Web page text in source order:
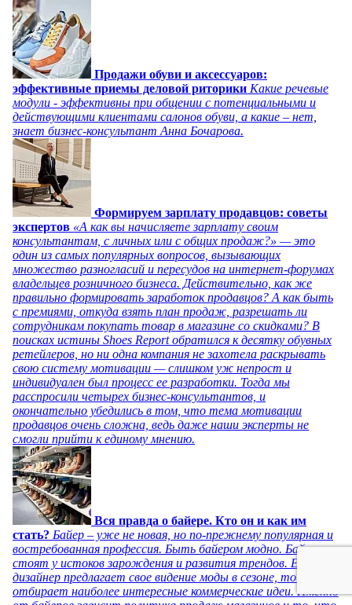
Продажи обуви и аксессуаров:
эффективные приемы деловой риторики Какие речевые
модули - эффективны при общении с потенциальными и
действующими клиентами салонов обуви, а какие – нет,
знает бизнес-консультант Анна Бочарова.
Формируем зарплату продавцов: советы
экспертов «А как вы начисляете зарплату своим
консультантам, с личных или с общих продаж?» — это
один из самых популярных вопросов, вызывающих
множество разногласий и пересудов на интернет-форумах
владельцев розничного бизнеса. Действительно, как же
правильно формировать заработок продавцов? А как быть
с премиями, откуда взять план продаж, разрешать ли
сотрудникам покупать товар в магазине со скидками? В
поисках истины Shoes Report обратился к десятку обувных
ретейлеров, но ни одна компания не захотела раскрывать
свою систему мотивации — слишком уж непрост и
индивидуален был процесс ее разработки. Тогда мы
расспросили четырех бизнес-консультантов, и
окончательно убедились в том, что тема мотивации
продавцов очень сложна, ведь даже наши эксперты не
смогли прийти к единому мнению.
Вся правда о байере. Кто он и как им
стать? Байер – уже не новая, но по-прежнему популярная и
востребованная профессия. Быть байером модно. Байеры
стоят у истоков зарождения и развития трендов. Если
дизайнер предлагает свое видение моды в сезоне, то байер
отбирает наиболее интересные коммерческие идеи. Именно